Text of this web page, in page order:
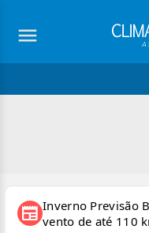
newspaper Inverno Previsão
vento de até 110